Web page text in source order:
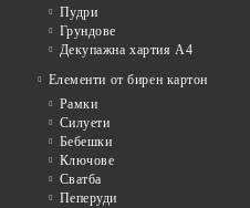
Пудри
Грундове
Декупажна хартия А4
Елементи от бирен картон
Рамки
Силуети
Бебешки
Ключове
Сватба
Пеперуди